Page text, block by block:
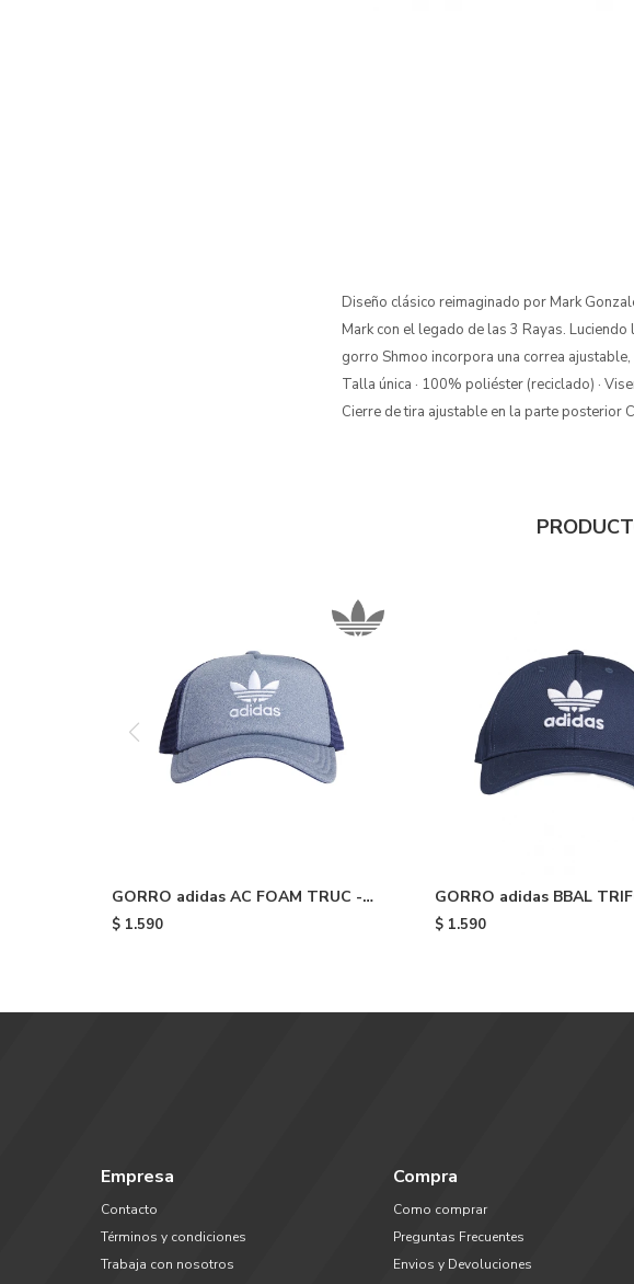
Diseño clásico reimaginado por Mark
Mark con el legado de las 3 Rayas.
gorro Shmoo incorpora una correa
Talla única · 100% poliéster (reciclado) ·
Cierre de tira ajustable en la parte posterior
GORRO adidas AC FOAM TRUC -
Light Blue
$ 1.590
GORRO adidas BBAL
Dark Blue
$ 1.590
Empresa
Contacto
Términos y condiciones
Trabaja con nosotros
Compra
Como comprar
Preguntas Frecuentes
Envios y Devoluciones